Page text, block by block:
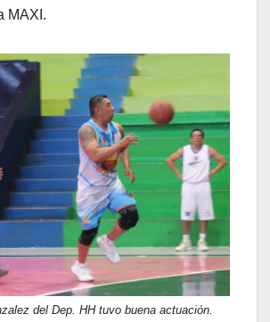
MAXI.
del Dep. HH tuvo buena actuación.